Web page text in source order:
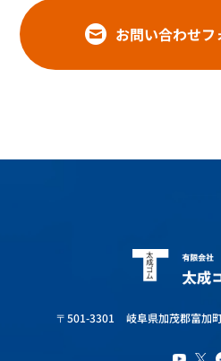
お問い合わせ
〒501-3301 岐阜県加茂郡富加